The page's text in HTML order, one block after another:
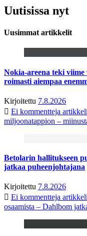
Uutisissa nyt
Uusimmat artikkelit
Nokia-areena teki
roimasti aiempaa
Kirjoitettu 7.8.2026
Ei kommentteja
miljoonatappion –
Betolarin hallitukseen
jatkaa puheenjohtajana
Kirjoitettu 7.8.2026
Ei kommentteja
osaamista – Dahlbom